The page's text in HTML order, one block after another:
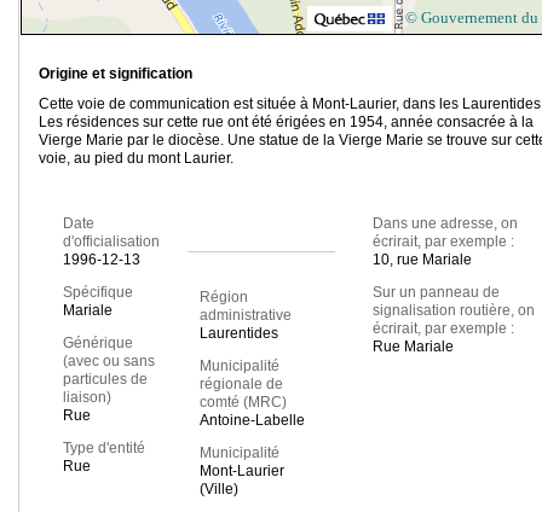
© Gouvernement du
Origine et signification
Cette voie de communication est située à Mont-Laurier, dans les
Les résidences sur cette rue ont été érigées en 1954, année consacrée à la
Vierge Marie par le diocèse. Une statue de la Vierge Marie se trouve sur
voie, au pied du mont Laurier.
Date
d'officialisation
1996-12-13
Spécifique
Mariale
Générique
(avec ou sans
particules de
liaison)
Rue
Type d'entité
Rue
Région
administrative
Laurentides
Municipalité
régionale de
comté (MRC)
Antoine-Labelle
Municipalité
Mont-Laurier
(Ville)
Dans une adresse, on
écrirait, par exemple :
10, rue Mariale
Sur un panneau de
signalisation routière, on
écrirait, par exemple :
Rue Mariale